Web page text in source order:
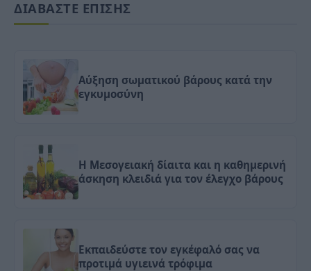
ΔΙΑΒΑΣΤΕ ΕΠΙΣΗΣ
Αύξηση σωματικού βάρους κατά την
εγκυμοσύνη
Η Μεσογειακή δίαιτα και η καθημερινή
άσκηση κλειδιά για τον έλεγχο βάρους
Εκπαιδεύστε τον εγκέφαλό σας να
προτιμά υγιεινά τρόφιμα